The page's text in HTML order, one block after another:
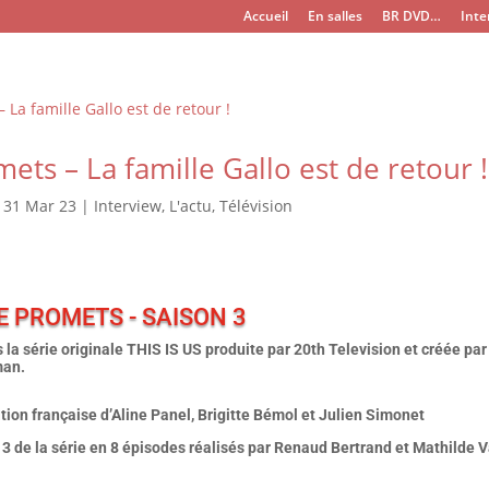
Accueil En salles BR DVD…
– La famille Gallo est de retour !
31 Mar 23 | Interview, L'actu, Télévision
PROMETS - SAISON 3
la série originale THIS IS US produite par 20th Television et créée par
française d’Aline Panel, Brigitte Bémol et Julien Simonet
de la série en 8 épisodes réalisés par Renaud Bertrand et Mathilde